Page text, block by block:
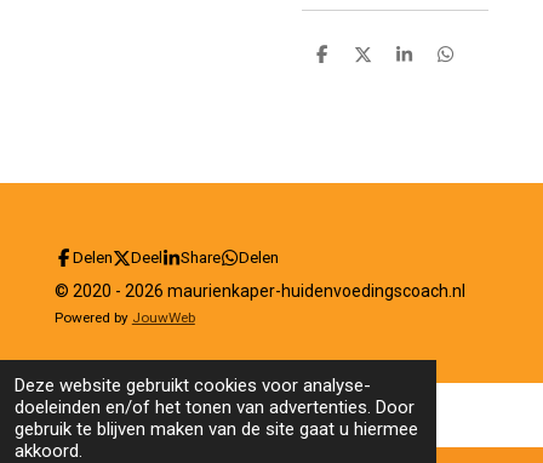
Deze website gebruikt cookies voor analyse-
doeleinden en/of het tonen van advertenties. Door
gebruik te blijven maken van de site gaat u hiermee
akkoord.
D
D
S
D
Delen Deel Share Delen
© 2020 - 2026 maurienkaper-huidenvoedingscoach.nl
Powered by JouwWeb